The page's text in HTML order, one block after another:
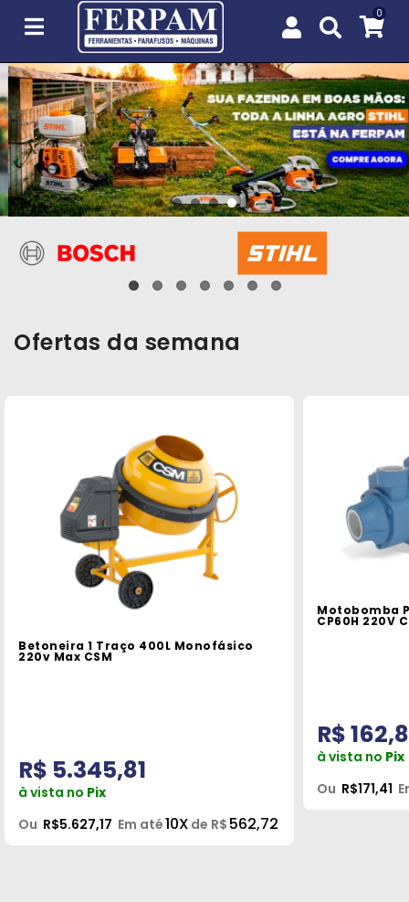
Agro
Casa
e
Jardim
EPIs
Cobertura
Materiais
Construção
Materiais
Materiais
Hidráulicos
e
Químicos
Ofertas da semana
Betoneira 1 Traço 400L Monofásico
220v Max CSM
R$ 5.345,81
à vista no Pix
Ou R$5.627,17 Em até10X de R$ 562,72
Motobomba
CP60H 220V
R$
à vista no Pix
Ou R$171,41